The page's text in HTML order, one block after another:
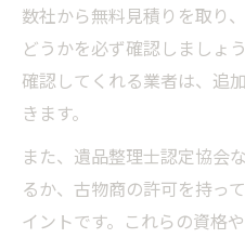
数社から無料見積りを取り
どうかを必ず確認しましょ
確認してくれる業者は、追
きます。
また、遺品整理士認定協会
るか、古物商の許可を持っ
イントです。これらの資格